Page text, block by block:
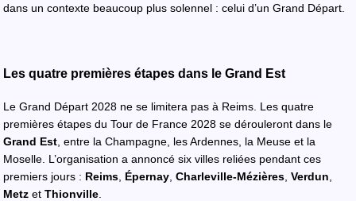
dans un contexte beaucoup plus solennel : celui d’un Grand Départ.
Les quatre premières étapes dans le Grand Est
Le Grand Départ 2028 ne se limitera pas à Reims. Les quatre
premières étapes du Tour de France 2028 se dérouleront dans le
Grand Est , entre la Champagne, les Ardennes, la Meuse et la
Moselle. L’organisation a annoncé six villes reliées pendant ces
premiers jours : Reims Épernay Charleville-Mézières Verdun
Metz et Thionville